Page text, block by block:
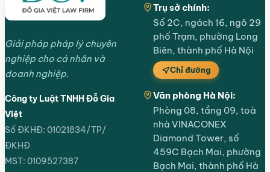
Giải pháp pháp lý chuyên
nghiệp cho cá nhân và
doanh nghiệp.
Công ty Luật TNHH Đỗ Gia
Việt
Số ĐKHĐ: 01021834/TP/
ĐKHĐ
MST: 0109527387
Trụ sở chính:
Số 2C, ngách 16, ngõ 29
phố Trạm, phường Long
Biên, thành phố Hà Nội
Chỉ đường
Văn phòng Hà Nội:
Phòng 08, tầng 09, toà
nhà VINACONEX
Diamond Tower, số
459C Bạch Mai, phường
Bạch Mai, thành phố Hà